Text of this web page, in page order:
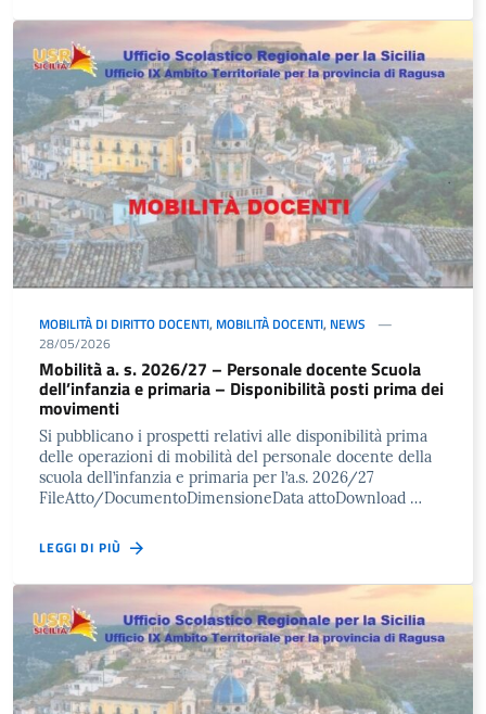
MOBILITÀ DI DIRITTO DOCENTI, MOBILITÀ DOCENTI, NEWS
28/05/2026
Mobilità a. s. 2026/27 – Personale docente Scuola
dell’infanzia e primaria – Disponibilità posti prima dei
movimenti
Si pubblicano i prospetti relativi alle disponibilità prima
delle operazioni di mobilità del personale docente della
scuola dell’infanzia e primaria per l’a.s. 2026/27
FileAtto/DocumentoDimensioneData attoDownload …
LEGGI DI PIÙ